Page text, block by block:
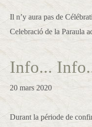
Il n’y aura pas de
Celebració de la Paraula
Info...
20 mars 2020
Durant la période de